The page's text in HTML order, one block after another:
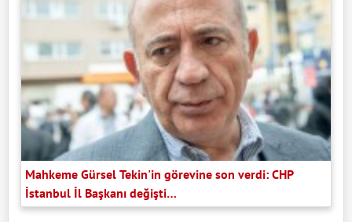
Mahkeme Gürsel Tekin'in görevine son verdi: CHP
İstanbul İl Başkanı değişti…